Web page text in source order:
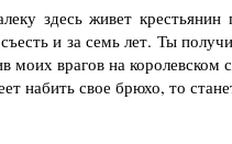
здесь живет
и за семь лет. Ты
врагов на королевском
набить свое брюхо, то